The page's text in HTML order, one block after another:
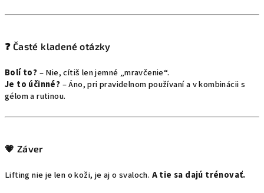
❓ Časté kladené otázky
Bolí to?– Nie, cítiš len jemné „mravčenie“.
Je to účinné?– Áno, pri pravidelnom používaní a v kombinácii s
gélom a rutinou.
💗 Záver
Lifting nie je len o koži, je aj o svaloch. A tie sa dajú trénovať.